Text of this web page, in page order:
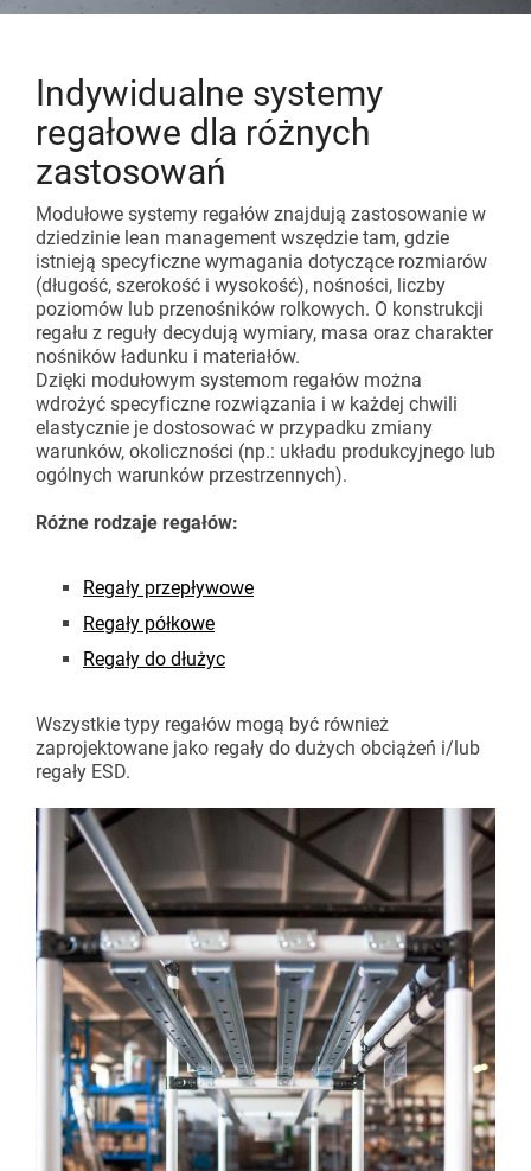
Karakuri
Whiteboard
Stacje FIFO
DO PRZEGLĄDU
DO PRZEGLĄDU
Indywidualne systemy
regałowe dla różnych
zastosowań
Modułowe systemy regałów znajdują zastosowanie w
dziedzinie lean management wszędzie tam, gdzie
istnieją specyficzne wymagania dotyczące rozmiarów
(długość, szerokość i wysokość), nośności, liczby
poziomów lub przenośników rolkowych. O konstrukcji
regału z reguły decydują wymiary, masa oraz charakter
nośników ładunku i materiałów.
Dzięki modułowym systemom regałów można
wdrożyć specyficzne rozwiązania i w każdej chwili
elastycznie je dostosować w przypadku zmiany
warunków, okoliczności (np.: układu produkcyjnego lub
ogólnych warunków przestrzennych).
Różne rodzaje regałów:
Regały przepływowe
Regały półkowe
Regały do dłużyc
Wszystkie typy regałów mogą być również
zaprojektowane jako regały do dużych obciążeń i/lub
regały ESD.